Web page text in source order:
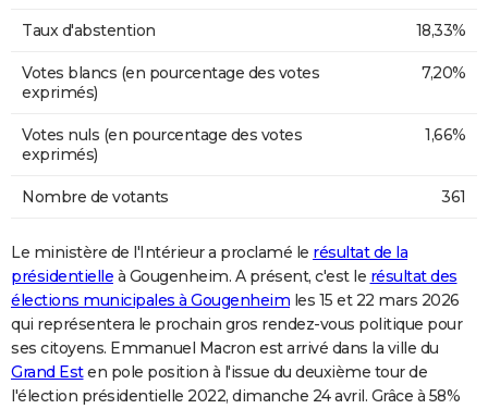
Taux d'abstention 18,33%
Votes blancs (en pourcentage des votes
exprimés)
7,20%
Votes nuls (en pourcentage des votes
exprimés)
1,66%
Nombre de votants 361
Le ministère de l'Intérieur a proclamé le résultat de la
présidentielle à Gougenheim. A présent, c'est le résultat des
élections municipales à Gougenheim les 15 et 22 mars 2026
qui représentera le prochain gros rendez-vous politique pour
ses citoyens. Emmanuel Macron est arrivé dans la ville du
Grand Esten pole position à l'issue du deuxième tour de
l'élection présidentielle 2022, dimanche 24 avril. Grâce à 58%